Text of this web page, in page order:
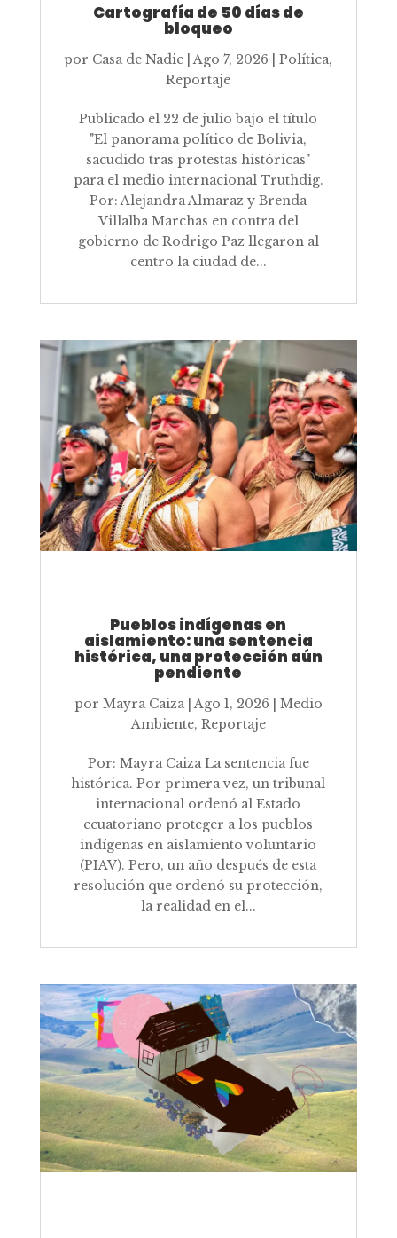
Cartografía de 50 días de
bloqueo
por Casa de Nadie Ago 7, 2026 |Política,
Reportaje
Publicado el 22 de julio bajo el título
"El panorama político de Bolivia,
sacudido tras protestas históricas"
para el medio internacional Truthdig.
Por: Alejandra Almaraz y Brenda
Villalba Marchas en contra del
gobierno de Rodrigo Paz llegaron al
centro la ciudad de...
Pueblos indígenas en
aislamiento: una sentencia
histórica, una protección aún
pendiente
por Mayra Caiza|Ago 1, 2026
Medio
Ambiente, Reportaje
Por: Mayra Caiza La sentencia fue
histórica. Por primera vez, un tribunal
internacional ordenó al Estado
ecuatoriano proteger a los pueblos
indígenas en aislamiento voluntario
(PIAV). Pero, un año después de esta
resolución que ordenó su protección,
la realidad en el...